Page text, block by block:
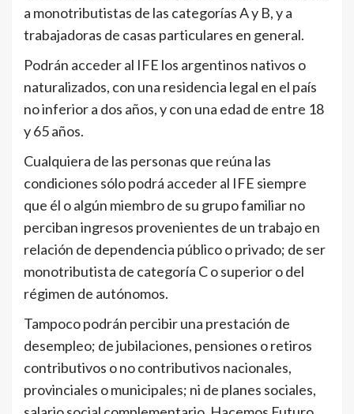
a monotributistas de las categorías A y B, y a
trabajadoras de casas particulares en general.
Podrán acceder al IFE los argentinos nativos o
naturalizados, con una residencia legal en el país
no inferior a dos años, y con una edad de entre 18
y 65 años.
Cualquiera de las personas que reúna las
condiciones sólo podrá acceder al IFE siempre
que él o algún miembro de su grupo familiar no
perciban ingresos provenientes de un trabajo en
relación de dependencia público o privado; de ser
monotributista de categoría C o superior o del
régimen de autónomos.
Tampoco podrán percibir una prestación de
desempleo; de jubilaciones, pensiones o retiros
contributivos o no contributivos nacionales,
provinciales o municipales; ni de planes sociales,